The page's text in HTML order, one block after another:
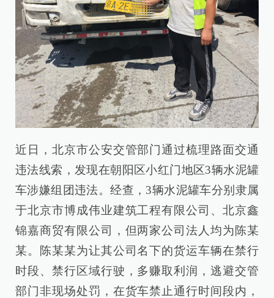
近日，北京市公安交管部门通过梳理路面交通
违法线索，发现在朝阳区小红门地区3辆水泥罐
车涉嫌组团违法。经查，3辆水泥罐车分别隶属
于北京市博成伟业建筑工程有限公司、北京鑫
锦嘉商贸有限公司，但两家公司法人均为陈某
某。陈某某为让其公司名下的货运车辆在禁行
时段、禁行区域行驶，多赚取利润，逃避交管
部门非现场处罚，在货车禁止通行时间段内，